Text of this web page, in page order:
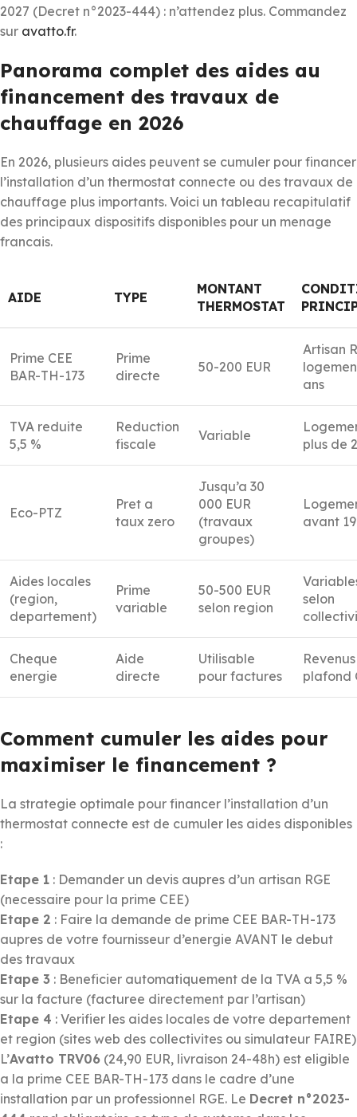
2027 (Decret n°2023-444) : n’attendez plus. Commandez
sur avatto.fr.
Panorama complet des aides au
financement des travaux de
chauffage en 2026
En 2026, plusieurs aides peuvent se cumuler pour financer
l’installation d’un thermostat connecte ou des travaux de
chauffage plus importants. Voici un tableau recapitulatif
des principaux dispositifs disponibles pour un menage
francais.
AIDE TYPE
MONTANT
THERMOSTAT
Prime CEE
BAR-TH-173
Prime
directe
50-200 EUR
Artisan
ans
TVA reduite
5,5 %
Reduction
fiscale
Variable
plus de
Eco-PTZ
Pret a
taux zero
Jusqu’a 30
000 EUR
(travaux
groupes)
avant
Aides locales
(region,
departement)
Prime
variable
50-500 EUR
selon region
selon
Cheque
energie
Aide
directe
Utilisable
pour factures
plafond
Comment cumuler les aides pour
maximiser le financement ?
La strategie optimale pour financer l’installation d’un
thermostat connecte est de cumuler les aides disponibles
:
Etape 1 : Demander un devis aupres d’un artisan RGE
(necessaire pour la prime CEE)
Etape 2 : Faire la demande de prime CEE BAR-TH-173
aupres de votre fournisseur d’energie AVANT le debut
des travaux
Etape 3 : Beneficier automatiquement de la TVA a 5,5 %
sur la facture (facturee directement par l’artisan)
Etape 4 : Verifier les aides locales de votre departement
et region (sites web des collectivites ou simulateur FAIRE)
L’Avatto TRV06 (24,90 EUR, livraison 24-48h) est eligible
a la prime CEE BAR-TH-173 dans le cadre d’une
installation par un professionnel RGE. Le Decret n°2023-